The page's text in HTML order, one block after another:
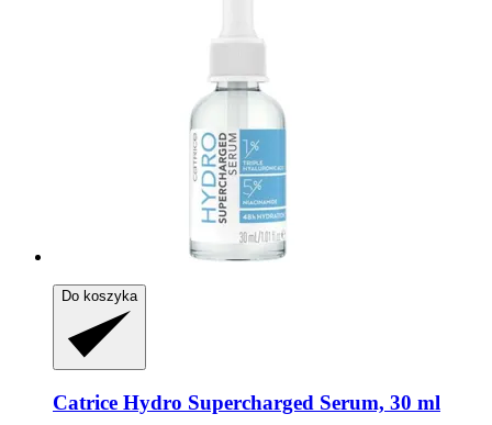
Do koszyka
Catrice Hydro Supercharged Serum, 30 ml